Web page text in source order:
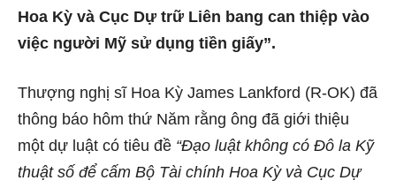
Hoa Kỳ và Cục Dự trữ Liên bang can thiệp vào
việc người Mỹ sử dụng tiền giấy”.
Thượng nghị sĩ Hoa Kỳ James Lankford (R-OK) đã
thông báo hôm thứ Năm rằng ông đã giới thiệu
một dự luật có tiêu đề “Đạo luật không có Đô la Kỹ
thuật số để cấm Bộ Tài chính Hoa Kỳ và Cục Dự